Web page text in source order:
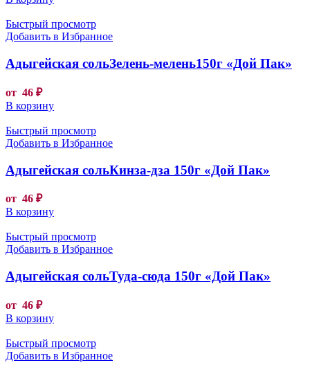
Быстрый просмотр
Добавить в Избранное
Адыгейская сольЗелень-мелень150г «Дой Пак»
от 46 ₽
В корзину
Быстрый просмотр
Добавить в Избранное
Адыгейская сольКинза-дза 150г «Дой Пак»
от 46 ₽
В корзину
Быстрый просмотр
Добавить в Избранное
Адыгейская сольТуда-сюда 150г «Дой Пак»
от 46 ₽
В корзину
Быстрый просмотр
Добавить в Избранное